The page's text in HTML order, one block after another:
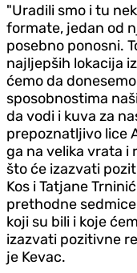
"Uradili smo i tu
formate, jedan od
posebno ponosni.
najljepših lokacija
ćemo da
sposobnostima
da vodi i kuva za
prepoznatljivo lice
ga na velika vrata i
što će izazvati
Kos i Tatjane
prethodne
koji su bili i koje
izazvati pozitivne
je Kevac.